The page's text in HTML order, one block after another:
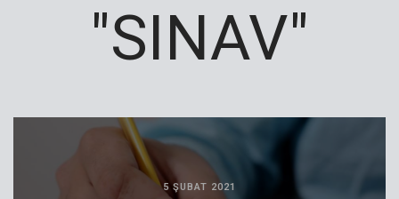
"SINAV"
5 ŞUBAT 2021